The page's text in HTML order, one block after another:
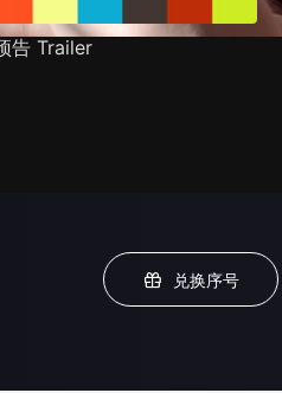
告 Trailer
兑换序号